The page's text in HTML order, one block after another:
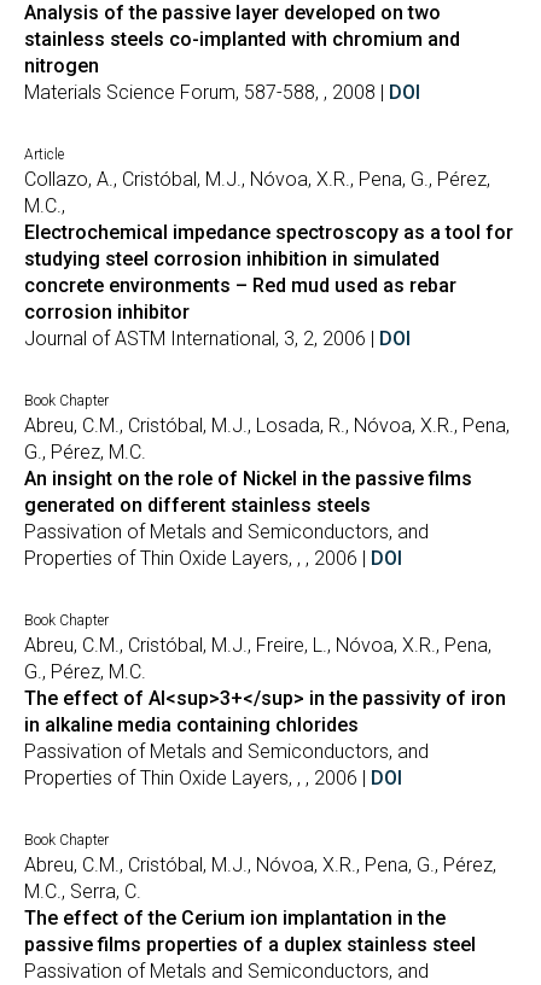
Analysis of the passive layer developed on two
stainless steels co-implanted with chromium and
nitrogen
Materials Science Forum, 587-588, , 2008 | DOI
Article
Collazo, A., Cristóbal, M.J., Nóvoa, X.R., Pena, G., Pérez,
M.C.,
Electrochemical impedance spectroscopy as a tool for
studying steel corrosion inhibition in simulated
concrete environments – Red mud used as rebar
corrosion inhibitor
Journal of ASTM International, 3, 2, 2006 | DOI
Book Chapter
Abreu, C.M., Cristóbal, M.J., Losada, R., Nóvoa, X.R., Pena,
G., Pérez, M.C.
An insight on the role of Nickel in the passive films
generated on different stainless steels
Passivation of Metals and Semiconductors, and
Properties of Thin Oxide Layers, , , 2006 | DOI
Book Chapter
Abreu, C.M., Cristóbal, M.J., Freire, L., Nóvoa, X.R., Pena,
G., Pérez, M.C.
The effect of Al<sup>3+</sup> in the passivity of iron
in alkaline media containing chlorides
Passivation of Metals and Semiconductors, and
Properties of Thin Oxide Layers, , , 2006 | DOI
Book Chapter
Abreu, C.M., Cristóbal, M.J., Nóvoa, X.R., Pena, G., Pérez,
M.C., Serra, C.
The effect of the Cerium ion implantation in the
passive films properties of a duplex stainless steel
Passivation of Metals and Semiconductors, and